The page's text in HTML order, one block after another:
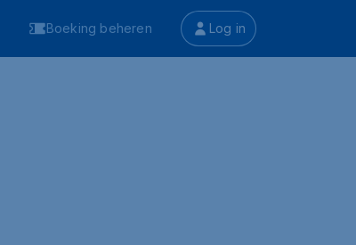
Boeking beheren Log in